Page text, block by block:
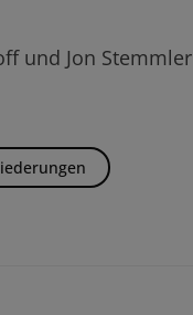
und Jon Stemmler